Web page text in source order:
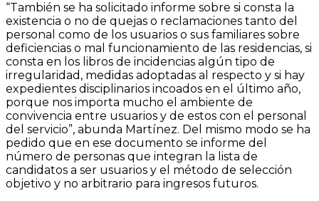
“También se ha solicitado informe sobre si consta la
existencia o no de quejas o reclamaciones tanto del
personal como de los usuarios o sus familiares sobre
deficiencias o mal funcionamiento de las residencias, si
consta en los libros de incidencias algún tipo de
irregularidad, medidas adoptadas al respecto y si hay
expedientes disciplinarios incoados en el último año,
porque nos importa mucho el ambiente de
convivencia entre usuarios y de estos con el personal
del servicio”, abunda Martínez. Del mismo modo se ha
pedido que en ese documento se informe del
número de personas que integran la lista de
candidatos a ser usuarios y el método de selección
objetivo y no arbitrario para ingresos futuros.